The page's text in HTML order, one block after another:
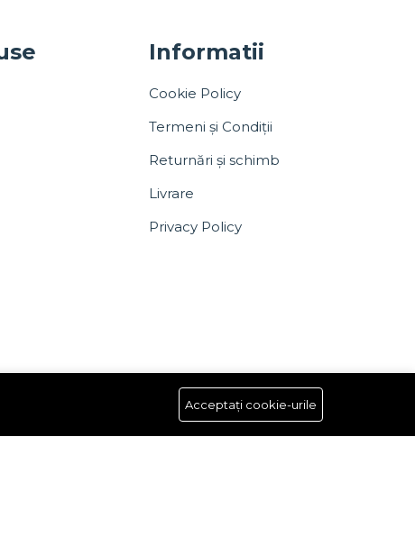
Informatii
Cookie Policy
Termeni și Condiții
Returnări și schimb
Livrare
Privacy Policy
Acceptați cookie-urile